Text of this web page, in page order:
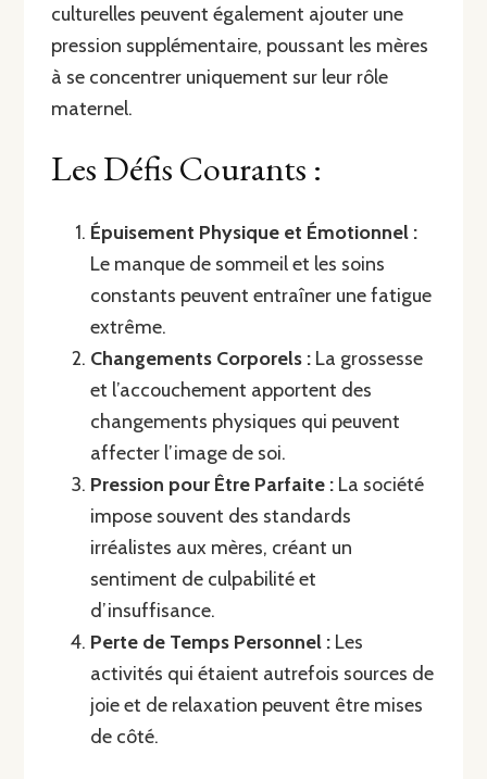
culturelles peuvent également ajouter une
pression supplémentaire, poussant les mères
à se concentrer uniquement sur leur rôle
maternel.
Les Défis Courants :
Épuisement Physique et Émotionnel :
Le manque de sommeil et les soins
constants peuvent entraîner une fatigue
extrême.
Changements Corporels : La grossesse
et l’accouchement apportent des
changements physiques qui peuvent
affecter l’image de soi.
Pression pour Être Parfaite : La société
impose souvent des standards
irréalistes aux mères, créant un
sentiment de culpabilité et
d’insuffisance.
Perte de Temps Personnel : Les
activités qui étaient autrefois sources de
joie et de relaxation peuvent être mises
de côté.